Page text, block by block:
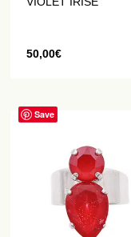
50,00€
Save